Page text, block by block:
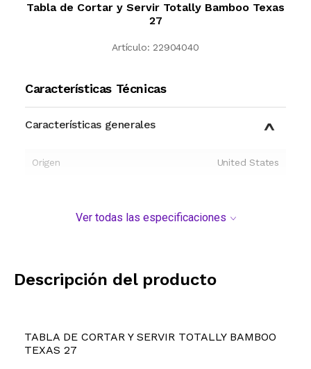
Tabla de Cortar y Servir Totally Bamboo Texas
27
Artículo: 22904040
Características Técnicas
Características generales
Origen United States
Ver todas las especificaciones
Descripción del producto
TABLA DE CORTAR Y SERVIR TOTALLY BAMBOO
TEXAS 27